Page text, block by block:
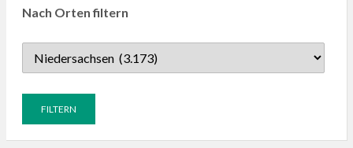
Nach Orten filtern